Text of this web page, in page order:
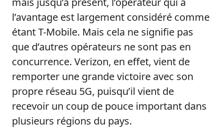
l’avantage est largement considéré comme
étant T-Mobile. Mais cela ne signifie pas
que d’autres opérateurs ne sont pas en
concurrence. Verizon, en effet, vient de
remporter une grande victoire avec son
propre réseau 5G, puisqu’il vient de
recevoir un coup de pouce important dans
plusieurs régions du pays.